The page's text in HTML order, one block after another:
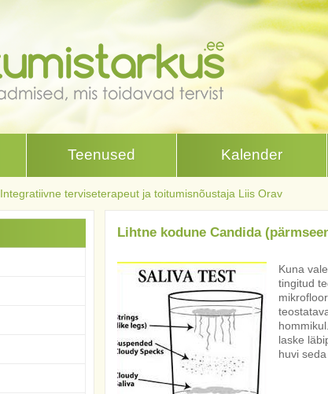
Teenused Kalender
Integratiivne terviseterapeut ja toitumisnõustaja Liis Orav
Lihtne kodune Candida
Kuna
tingitud
laske
huvi